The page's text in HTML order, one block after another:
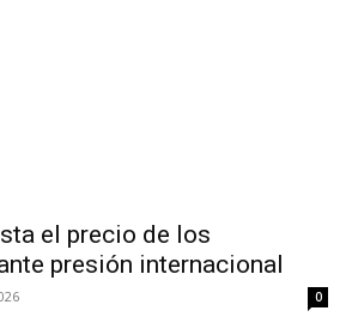
el precio de los
presión internacional
0